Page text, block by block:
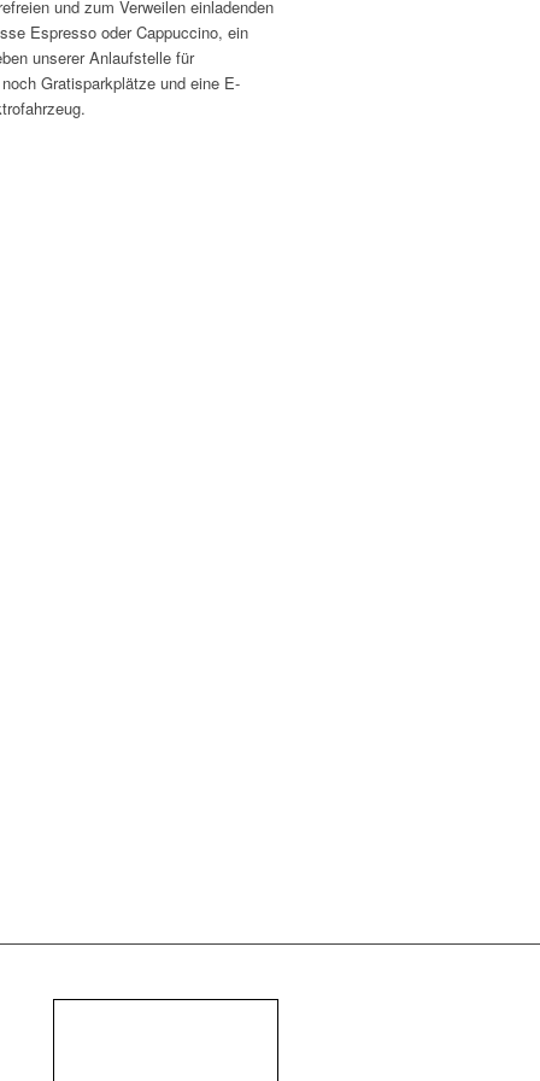
und zum Verweilen einladenden
Espresso oder Cappuccino, ein
unserer Anlaufstelle für
Gratisparkplätze und eine E-